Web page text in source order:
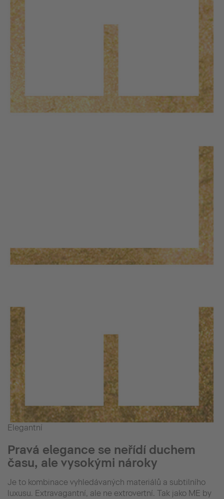
Elegantní
Pravá elegance se neřídí duchem
času, ale vysokými nároky
Je to kombinace vyhledávaných materiálů a subtilního
luxusu. Extravagantní, ale ne extrovertní. Tak jako ME by